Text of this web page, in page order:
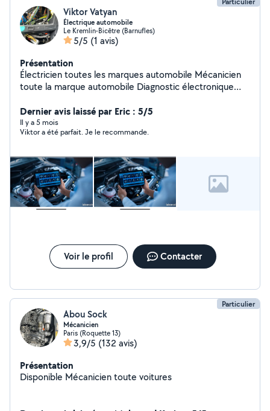
Viktor Vatyan
Électrique automobile
Le Kremlin-Bicêtre (Barnufles)
5/5 (1 avis)
Présentation
Électricien toutes les marques automobile Mécanicien
toute la marque automobile Diagnostic électronique
recul et écran tactile. Services : Lecture et suppression
des défauts Recherche de pannes électriques Test
retour injecteurs Codage injecteurs Régénération FAP
contrôle des injecteurs ainsi que le test du retour de
fuite des injecteurs afin de vérifier leur bon
fonctionnement et d'identifier rapidement un injecteur
défectueux. Travail rapide Prix raisonnables Contact par
téléphone ou message.
Dernier avis laissé par Eric : 5/5
Il y a 5 mois
Viktor a été parfait. Je le recommande.
Voir le profil Contacter
Particulier
Abou Sock
Mécanicien
Paris (Roquette 13)
3,9/5 (132 avis)
Présentation
Disponible Mécanicien toute voitures